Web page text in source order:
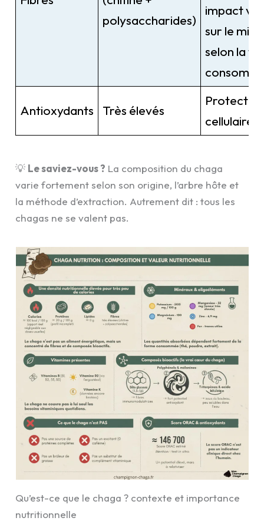
polysaccharides)
impact
sur le
selon la
Antioxydants Très élevés
cellulaire
💡 Le saviez-vous ? La composition du chaga
varie fortement selon son origine, l’arbre hôte et
la méthode d’extraction. Autrement dit : tous les
chagas ne se valent pas.
Qu’est-ce que le chaga ? contexte et importance
nutritionnelle